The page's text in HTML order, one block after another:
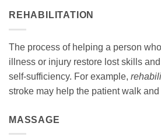
REHABILITATION
The process of helping a person
illness or injury restore lost skills
self-sufficiency. For example,
stroke may help the patient walk
MASSAGE